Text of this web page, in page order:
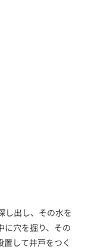
し出し、その水を
に穴を掘り、その
して井戸をつく